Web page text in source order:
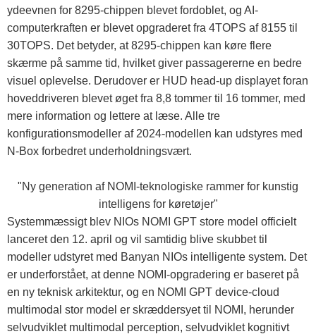
ydeevnen for 8295-chippen blevet fordoblet, og AI-
computerkraften er blevet opgraderet fra 4TOPS af 8155 til
30TOPS. Det betyder, at 8295-chippen kan køre flere
skærme på samme tid, hvilket giver passagererne en bedre
visuel oplevelse. Derudover er HUD head-up displayet foran
hoveddriveren blevet øget fra 8,8 tommer til 16 tommer, med
mere information og lettere at læse. Alle tre
konfigurationsmodeller af 2024-modellen kan udstyres med
N-Box forbedret underholdningsvært.
"Ny generation af NOMI-teknologiske rammer for kunstig
intelligens for køretøjer"
Systemmæssigt blev NIOs NOMI GPT store model officielt
lanceret den 12. april og vil samtidig blive skubbet til
modeller udstyret med Banyan NIOs intelligente system. Det
er underforstået, at denne NOMI-opgradering er baseret på
en ny teknisk arkitektur, og en NOMI GPT device-cloud
multimodal stor model er skræddersyet til NOMI, herunder
selvudviklet multimodal perception, selvudviklet kognitivt